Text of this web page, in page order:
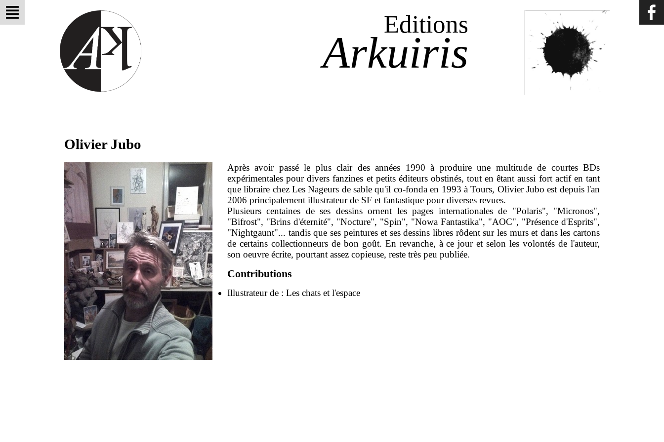
Editions
Arkuiris
Olivier Jubo
Après avoir passé le plus clair des années 1990 à produire une multitude de courtes BDs
expérimentales pour divers fanzines et petits éditeurs obstinés, tout en êtant aussi fort actif en tant
que libraire chez Les Nageurs de sable qu'il co-fonda en 1993 à Tours, Olivier Jubo est depuis l'an
2006 principalement illustrateur de SF et fantastique pour diverses revues.
Plusieurs centaines de ses dessins ornent les pages internationales de "Polaris", "Micronos",
"Bifrost", "Brins d'éternité", "Nocture", "Spin", "Nowa Fantastika", "AOC", "Présence d'Esprits",
"Nightgaunt"... tandis que ses peintures et ses dessins libres rôdent sur les murs et dans les cartons
de certains collectionneurs de bon goût. En revanche, à ce jour et selon les volontés de l'auteur,
son oeuvre écrite, pourtant assez copieuse, reste très peu publiée.
Contributions
Illustrateur de : Les chats et l'espace